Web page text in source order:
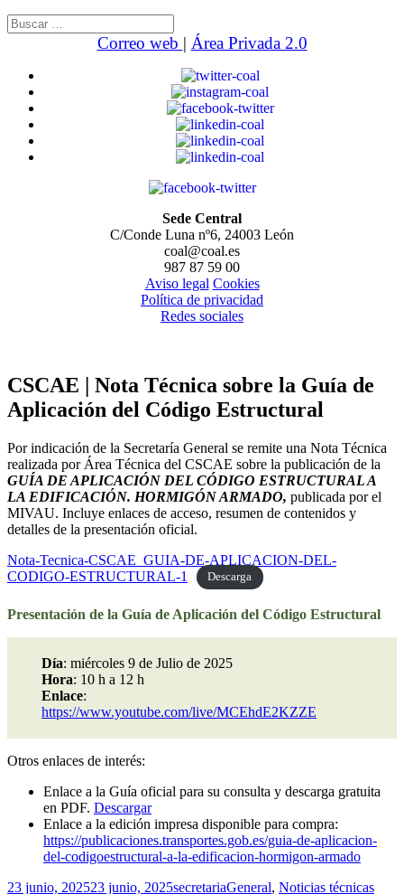
Buscar:
Correo web | Área Privada 2.0
Sede Central
C/Conde Luna nº6, 24003 León
coal@coal.es
987 87 59 00
Aviso legal Cookies
Política de privacidad
Redes sociales
CSCAE | Nota Técnica sobre la Guía de
Aplicación del Código Estructural
Por indicación de la Secretaría General se remite una Nota Técnica
realizada por Área Técnica del CSCAE sobre la publicación de la
GUÍA DE APLICACIÓN DEL CÓDIGO ESTRUCTURAL A
LA EDIFICACIÓN. HORMIGÓN ARMADO, publicada por el
MIVAU. Incluye enlaces de acceso, resumen de contenidos y
detalles de la presentación oficial.
Nota-Tecnica-CSCAE_GUIA-DE-APLICACION-DEL-
CODIGO-ESTRUCTURAL-1
Descarga
Presentación de la Guía de Aplicación del Código Estructural
Día: miércoles 9 de Julio de 2025
Hora: 10 h a 12 h
Enlace:
https://www.youtube.com/live/MCEhdE2KZZE
Otros enlaces de interés:
Enlace a la Guía oficial para su consulta y descarga gratuita
en PDF. Descargar
Enlace a la edición impresa disponible para compra:
https://publicaciones.transportes.gob.es/guia-de-aplicacion-
del-codigoestructural-a-la-edificacion-hormigon-armado
Publicado
23 junio, 202523 junio, 2025Autor
secretariaCategorías
General, Noticias técnicas